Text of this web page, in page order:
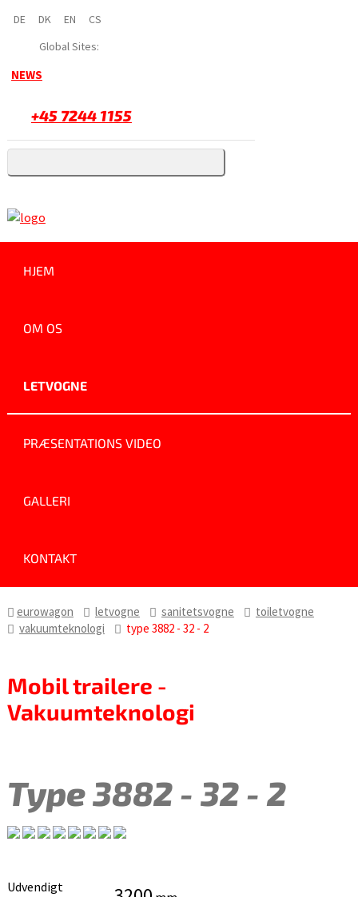
DE DK EN
CS
Global Sites:
NEWS
+45 7244 1155
HJEM
OM OS
LETVOGNE
PRÆSENTATIONS VIDEO
GALLERI
KONTAKT
eurowagon letvogne sanitetsvogne
toiletvogne
vakuumteknologi
type 3882 - 32 - 2
Mobil trailere -
Vakuumteknologi
Type 3882 - 32 - 2
Udvendigt